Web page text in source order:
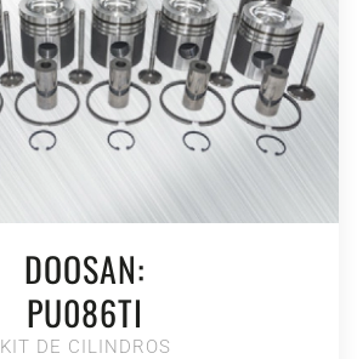
DOOSAN:
PU086TI
KIT DE CILINDROS